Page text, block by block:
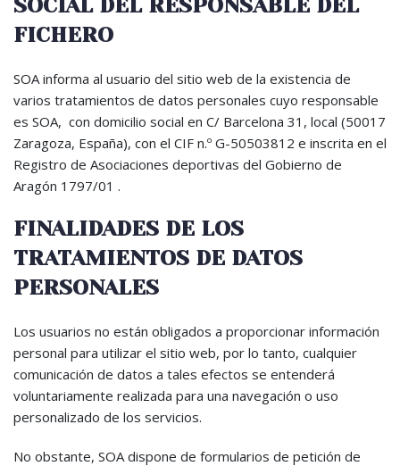
SOCIAL DEL RESPONSABLE DEL
FICHERO
SOA informa al usuario del sitio web de la existencia de
varios tratamientos de datos personales cuyo responsable
es SOA, con domicilio social en C/ Barcelona 31, local (50017
Zaragoza, España), con el CIF n.º G-50503812 e inscrita en el
Registro de Asociaciones deportivas del Gobierno de
Aragón 1797/01 .
FINALIDADES DE LOS
TRATAMIENTOS DE DATOS
PERSONALES
Los usuarios no están obligados a proporcionar información
personal para utilizar el sitio web, por lo tanto, cualquier
comunicación de datos a tales efectos se entenderá
voluntariamente realizada para una navegación o uso
personalizado de los servicios.
No obstante, SOA dispone de formularios de petición de